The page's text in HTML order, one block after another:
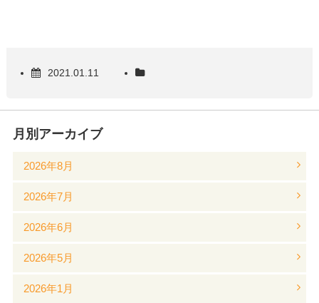
2021.01.11
月別アーカイブ
2026年8月
2026年7月
2026年6月
2026年5月
2026年1月